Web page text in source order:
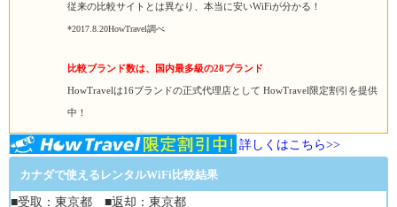
従来の比較サイトとは異なり、本当に安いWiFiが分かる！
*2017.8.20HowTravel調べ
比較ブランド数は、国内最多級の28ブランド
HowTravelは16ブランドの正式代理店として HowTravel限定割引を提供
中！
詳しくはこちら>>
カナダで使えるレンタルWiFi比較結果
■受取：東京都 ■返却：東京都